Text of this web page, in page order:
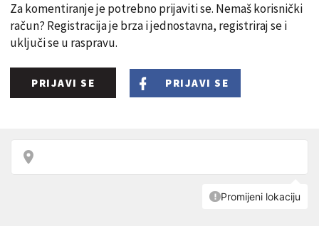
Za komentiranje je potrebno prijaviti se. Nemaš korisnički
račun? Registracija je brza i jednostavna, registriraj se i
uključi se u raspravu.
PRIJAVI SE PRIJAVI SE